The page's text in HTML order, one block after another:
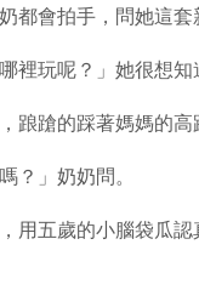
都會拍手，問她這套
裡玩呢？」她很想知
踉蹌的踩著媽媽的高
？」奶奶問。
用五歲的小腦袋瓜